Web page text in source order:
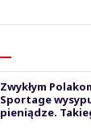
Zwykłym
Sportage
pieniądze.